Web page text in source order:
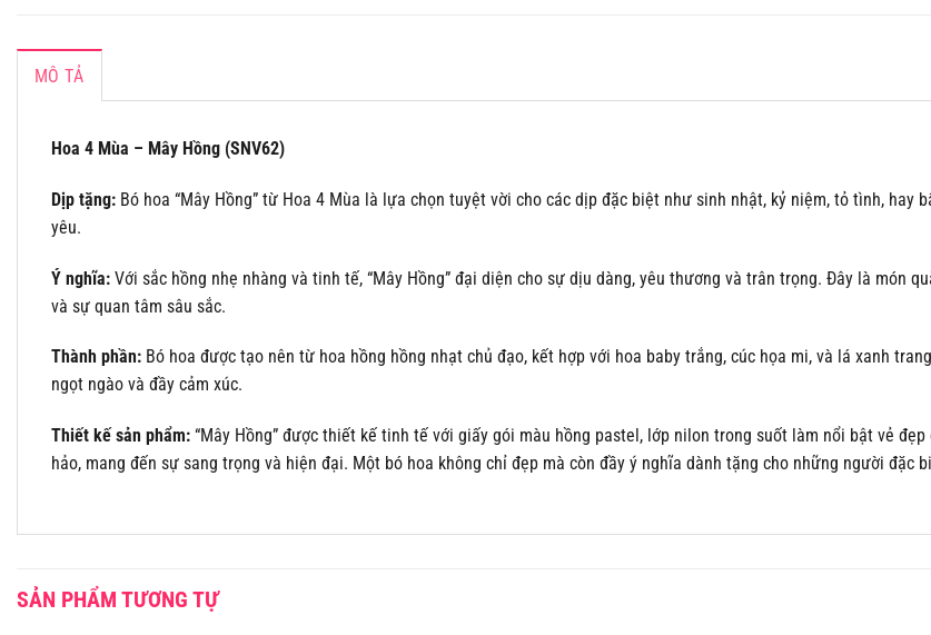
MÔ TẢ
Hoa 4 Mùa – Mây Hồng (SNV62)
Dịp tặng: Bó hoa “Mây Hồng” từ Hoa 4 Mùa là lựa chọn tuyệt vời cho các dịp đặc biệt như sinh nhật, kỷ niệm, tỏ tình,
yêu.
Ý nghĩa: Với sắc hồng nhẹ nhàng và tinh tế, “Mây Hồng” đại diện cho sự dịu dàng, yêu thương và trân trọng. Đây là món
và sự quan tâm sâu sắc.
Thành phần: Bó hoa được tạo nên từ hoa hồng hồng nhạt chủ đạo, kết hợp với hoa baby trắng, cúc họa mi, và lá xanh
ngọt ngào và đầy cảm xúc.
Thiết kế sản phẩm: “Mây Hồng” được thiết kế tinh tế với giấy gói màu hồng pastel, lớp nilon trong suốt làm nổi bật vẻ
hảo, mang đến sự sang trọng và hiện đại. Một bó hoa không chỉ đẹp mà còn đầy ý nghĩa dành tặng cho những người đặc
SẢN PHẨM TƯƠNG TỰ